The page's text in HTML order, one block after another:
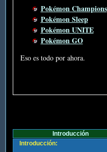
Pokémon Champions
Pokémon Sleep
Pokémon UNITE
Pokémon GO
Eso es todo por ahora.
Introducción
Introducción: